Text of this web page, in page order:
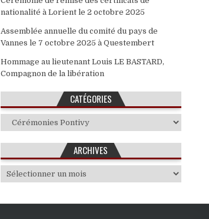
nationalité à Lorient le 2 octobre 2025
Assemblée annuelle du comité du pays de
Vannes le 7 octobre 2025 à Questembert
Hommage au lieutenant Louis LE BASTARD,
Compagnon de la libération
CATÉGORIES
Catégories
ARCHIVES
Archives